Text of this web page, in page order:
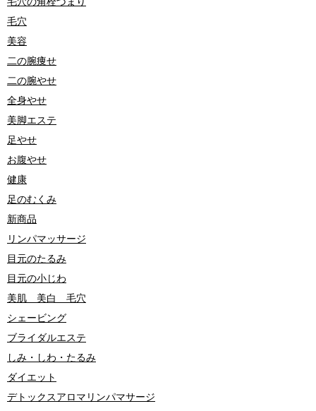
毛穴
美容
二の腕痩せ
二の腕やせ
全身やせ
美脚エステ
足やせ
お腹やせ
健康
足のむくみ
新商品
リンパマッサージ
目元のたるみ
目元の小じわ
美肌 美白 毛穴
シェービング
ブライダルエステ
しみ・しわ・たるみ
ダイエット
デトックスアロマリンパマサージ